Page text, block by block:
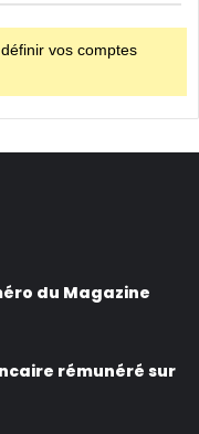
vos comptes
du Magazine
rémunéré sur